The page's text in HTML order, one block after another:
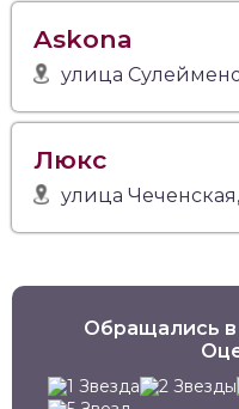
Askona
улица
Люкс
улица Чеченская,
Обращались